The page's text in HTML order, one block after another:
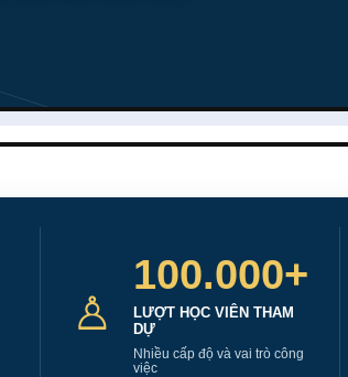
♙
100.000+
LƯỢT HỌC VIÊN THAM
DỰ
Nhiều cấp độ và vai trò công
việc